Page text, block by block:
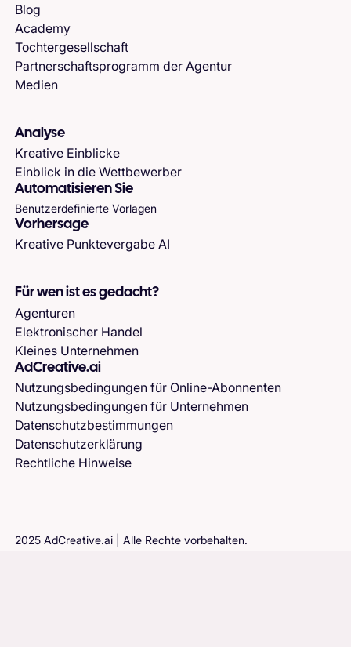
Blog
Academy
Tochtergesellschaft
Partnerschaftsprogramm der Agentur
Medien
Analyse
Kreative Einblicke
Einblick in die Wettbewerber
Automatisieren Sie
Benutzerdefinierte Vorlagen
Vorhersage
Kreative Punktevergabe AI
Für wen ist es gedacht?
Agenturen
Elektronischer Handel
Kleines Unternehmen
AdCreative.ai
Nutzungsbedingungen für Online-Abonnenten
Nutzungsbedingungen für Unternehmen
Datenschutzbestimmungen
Datenschutzerklärung
Rechtliche Hinweise
2025 AdCreative.ai | Alle Rechte vorbehalten.